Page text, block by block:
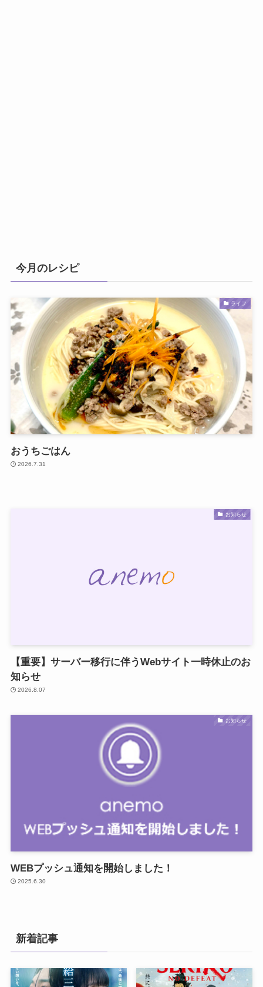
今月のレシピ
ライフ
おうちごはん
2026.7.31
お知らせ
【重要】サーバー移行に伴うWebサイト一時休止のお
知らせ
2026.8.07
お知らせ
WEBプッシュ通知を開始しました！
2025.6.30
新着記事